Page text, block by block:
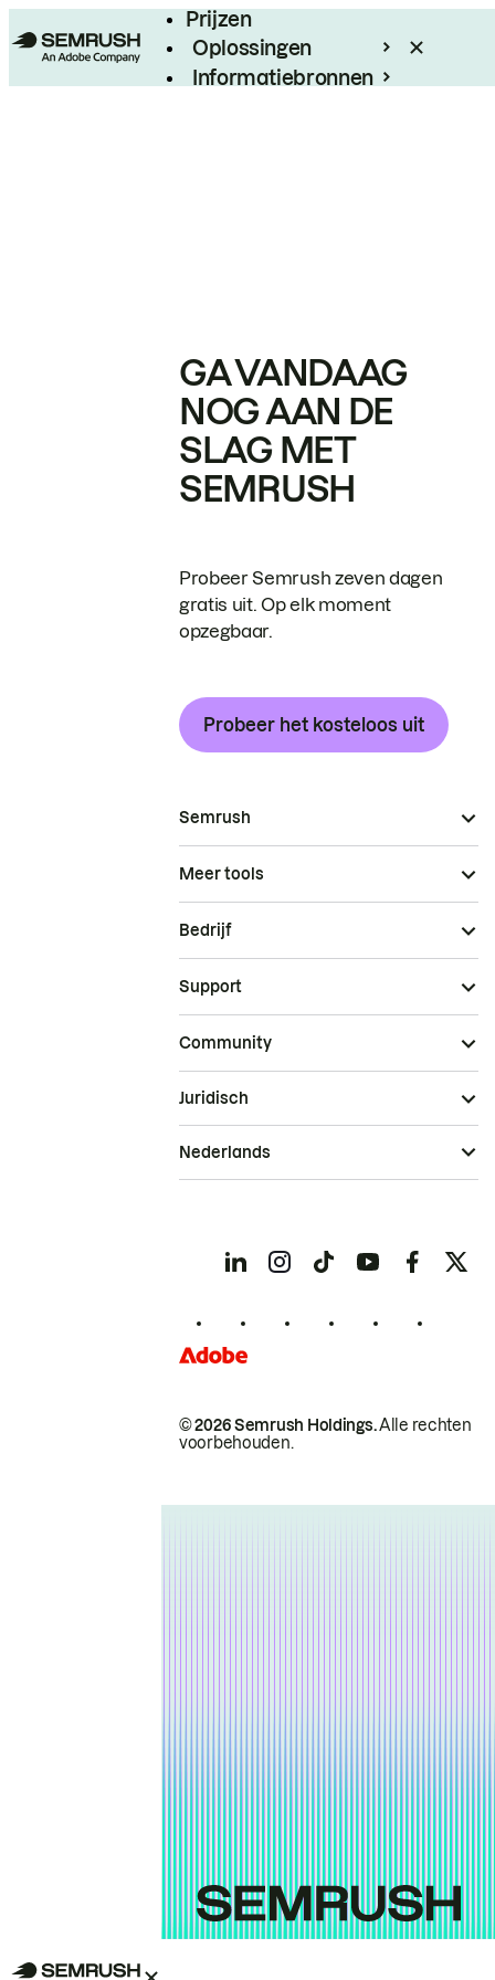
Prijzen
Oplossingen
Informatiebronnen
GA VANDAAG
NOG AAN DE
SLAG MET
SEMRUSH
Probeer Semrush zeven dagen
gratis uit. Op elk moment
opzegbaar.
Probeer het kosteloos uit
Semrush
Meer tools
Bedrijf
Support
Community
© 2026 Semrush Holdings.Alle rechten
voorbehouden.
Juridisch
Nederlands